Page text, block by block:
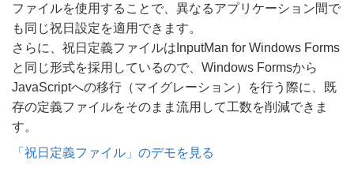
ファイルを使用することで、異なるアプリケーション間で
も同じ祝日設定を適用できます。
さらに、祝日定義ファイルはInputMan for Windows Forms
と同じ形式を採用しているので、Windows Formsから
JavaScriptへの移行（マイグレーション）を行う際に、既
存の定義ファイルをそのまま流用して工数を削減できま
す。
「祝日定義ファイル」のデモを見る